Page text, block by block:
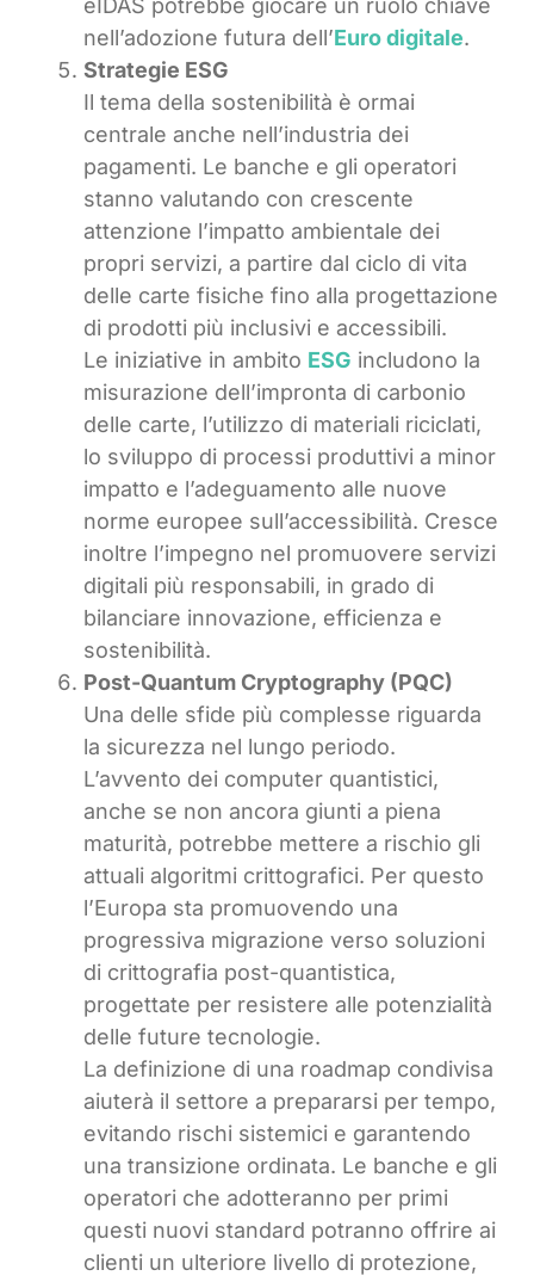
eIDAS potrebbe giocare un ruolo chiave
nell’adozione futura dell’Euro digitale.
Strategie ESG
Il tema della sostenibilità è ormai
centrale anche nell’industria dei
pagamenti. Le banche e gli operatori
stanno valutando con crescente
attenzione l’impatto ambientale dei
propri servizi, a partire dal ciclo di vita
delle carte fisiche fino alla progettazione
di prodotti più inclusivi e accessibili.
Le iniziative in ambito ESG includono la
misurazione dell’impronta di carbonio
delle carte, l’utilizzo di materiali riciclati,
lo sviluppo di processi produttivi a minor
impatto e l’adeguamento alle nuove
norme europee sull’accessibilità. Cresce
inoltre l’impegno nel promuovere servizi
digitali più responsabili, in grado di
bilanciare innovazione, efficienza e
sostenibilità.
Post-Quantum Cryptography (PQC)
Una delle sfide più complesse riguarda
la sicurezza nel lungo periodo.
L’avvento dei computer quantistici,
anche se non ancora giunti a piena
maturità, potrebbe mettere a rischio gli
attuali algoritmi crittografici. Per questo
l’Europa sta promuovendo una
progressiva migrazione verso soluzioni
di crittografia post-quantistica,
progettate per resistere alle potenzialità
delle future tecnologie.
La definizione di una roadmap condivisa
aiuterà il settore a prepararsi per tempo,
evitando rischi sistemici e garantendo
una transizione ordinata. Le banche e gli
operatori che adotteranno per primi
questi nuovi standard potranno offrire ai
clienti un ulteriore livello di protezione,